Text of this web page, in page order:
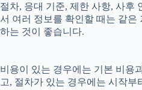
절차, 응대 기준, 제한 사항, 사후
서 여러 정보를 확인할 때는 같은
하는 것이 좋습니다.
비용이 있는 경우에는 기본 비용
고, 절차가 있는 경우에는 시작부